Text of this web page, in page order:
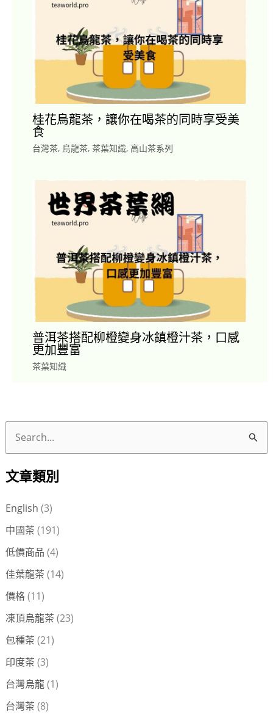
桂花烏龍茶，讓你在喝茶的同時享受美
食
台灣茶, 烏龍茶, 茶葉知識, 高山茶系列
普洱茶搭配柳橙變身冰鎮橙汁茶，口感
更加豐富
茶葉知識
關
:
文章類別
English (3)
中國茶 (191)
低價商品 (4)
佳葉龍茶 (14)
價格(11)
凍頂烏龍茶 (23)
包種茶 (21)
印度茶 (3)
台灣烏龍(1)
台灣茶 (8)